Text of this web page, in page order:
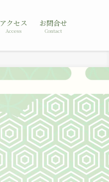
アクセス
Access
お問合せ
Contact